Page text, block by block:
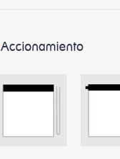
Accionamiento